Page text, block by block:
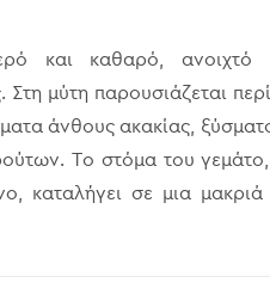
και καθαρό, ανοιχτό
μύτη παρουσιάζεται
άνθους ακακίας,
Το στόμα του γεμάτο,
καταλήγει σε μια μακριά